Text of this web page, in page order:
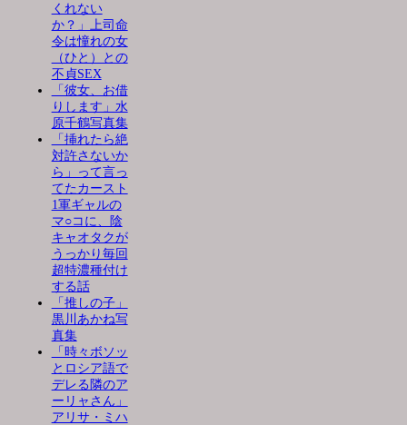
くれない
か？」上司命
令は憧れの女
（ひと）との
不貞SEX
「彼女、お借
りします」水
原千鶴写真集
「挿れたら絶
対許さないか
ら」って言っ
てたカースト
1軍ギャルの
マ○コに、陰
キャオタクが
うっかり毎回
超特濃種付け
する話
「推しの子」
黒川あかね写
真集
「時々ボソッ
とロシア語で
デレる隣のア
ーリャさん」
アリサ・ミハ